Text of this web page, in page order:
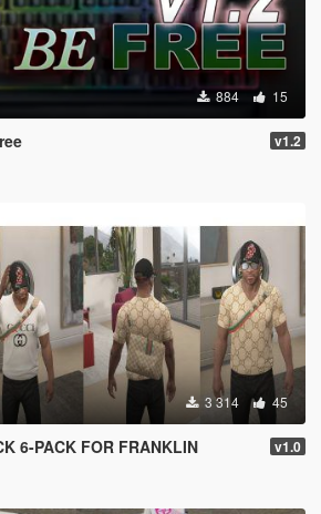
884 15
v1.2
3 314 45
6-PACK FOR FRANKLIN v1.0